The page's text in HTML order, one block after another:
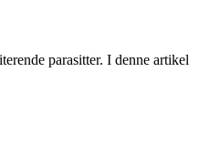
parasitter. I denne artikel